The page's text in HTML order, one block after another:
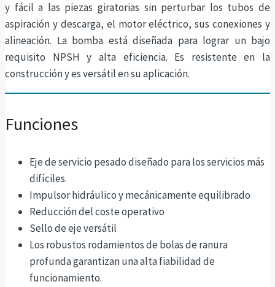
y fácil a las piezas giratorias sin perturbar los tubos de
aspiración y descarga, el motor eléctrico, sus conexiones y
alineación. La bomba está diseñada para lograr un bajo
requisito NPSH y alta eficiencia. Es resistente en la
construcción y es versátil en su aplicación.
Funciones
Eje de servicio pesado diseñado para los servicios más
difíciles.
Impulsor hidráulico y mecánicamente equilibrado
Reducción del coste operativo
Sello de eje versátil
Los robustos rodamientos de bolas de ranura
profunda garantizan una alta fiabilidad de
funcionamiento.